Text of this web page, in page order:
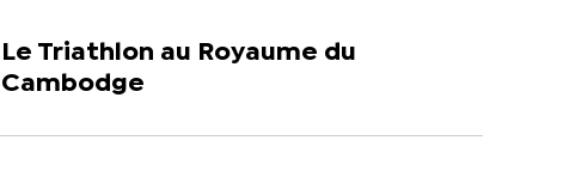
Le Triathlon au Royaume du
Cambodge